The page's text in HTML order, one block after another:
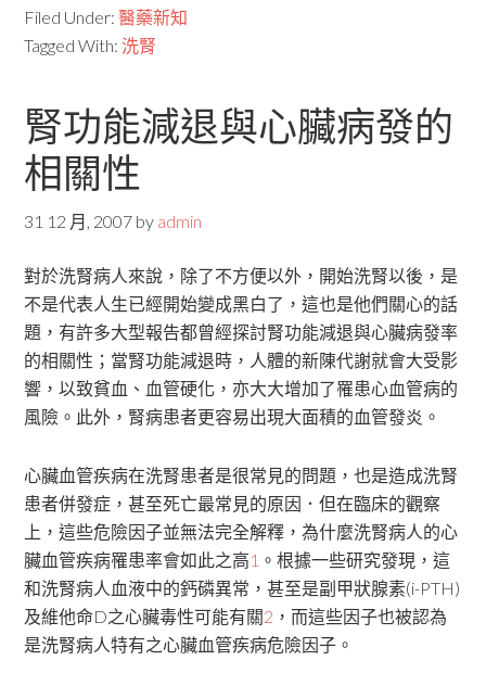
Filed Under:醫藥新知
Tagged With:洗腎
腎功能減退與心臟病發的
相關性
31 12 月, 2007 by admin
對於洗腎病人來說，除了不方便以外，開始洗腎以後，是
不是代表人生已經開始變成黑白了，這也是他們關心的話
題，有許多大型報告都曾經探討腎功能減退與心臟病發率
的相關性；當腎功能減退時，人體的新陳代謝就會大受影
響，以致貧血、血管硬化，亦大大增加了罹患心血管病的
風險。此外，腎病患者更容易出現大面積的血管發炎。
心臟血管疾病在洗腎患者是很常見的問題，也是造成洗腎
患者併發症，甚至死亡最常見的原因．但在臨床的觀察
上，這些危險因子並無法完全解釋，為什麼洗腎病人的心
臟血管疾病罹患率會如此之高1 。根據一些研究發現，這
和洗腎病人血液中的鈣磷異常，甚至是副甲狀腺素(i-PTH)
及維他命D之心臟毒性可能有關2 ，而這些因子也被認為
是洗腎病人特有之心臟血管疾病危險因子。